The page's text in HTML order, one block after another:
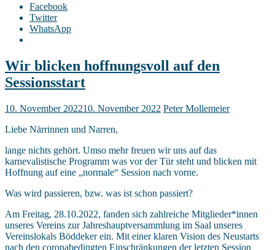
Facebook
Twitter
WhatsApp
Wir blicken hoffnungsvoll auf den
Sessionsstart
10. November 202210. November 2022 Peter Mollemeier
Liebe Närrinnen und Narren,
lange nichts gehört. Umso mehr freuen wir uns auf das
karnevalistische Programm was vor der Tür steht und blicken mit
Hoffnung auf eine „normale“ Session nach vorne.
Was wird passieren, bzw. was ist schon passiert?
Am Freitag, 28.10.2022, fanden sich zahlreiche Mitglieder*innen
unseres Vereins zur Jahreshauptversammlung im Saal unseres
Vereinslokals Böddeker ein. Mit einer klaren Vision des Neustarts
nach den coronabedingten Einschränkungen der letzten Session